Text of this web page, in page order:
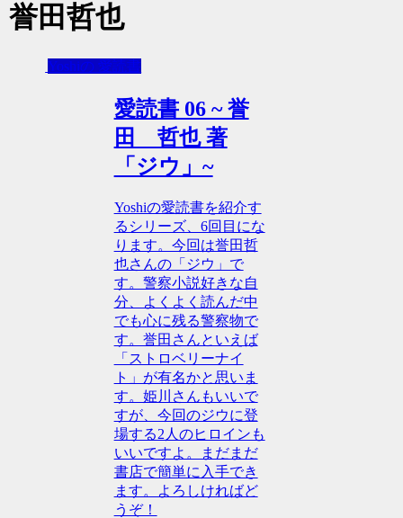
誉田哲也
Yoshiの 愛読書
愛読書 06 ~ 誉
田 哲也 著
「ジウ」~
Yoshiの愛読書を紹介す
るシリーズ、6回目にな
ります。今回は誉田哲
也さんの「ジウ」で
す。警察小説好きな自
分、よくよく読んだ中
でも心に残る警察物で
す。誉田さんといえば
「ストロベリーナイ
ト」が有名かと思いま
す。姫川さんもいいで
すが、今回のジウに登
場する2人のヒロインも
いいですよ。まだまだ
書店で簡単に入手でき
ます。よろしければど
うぞ！